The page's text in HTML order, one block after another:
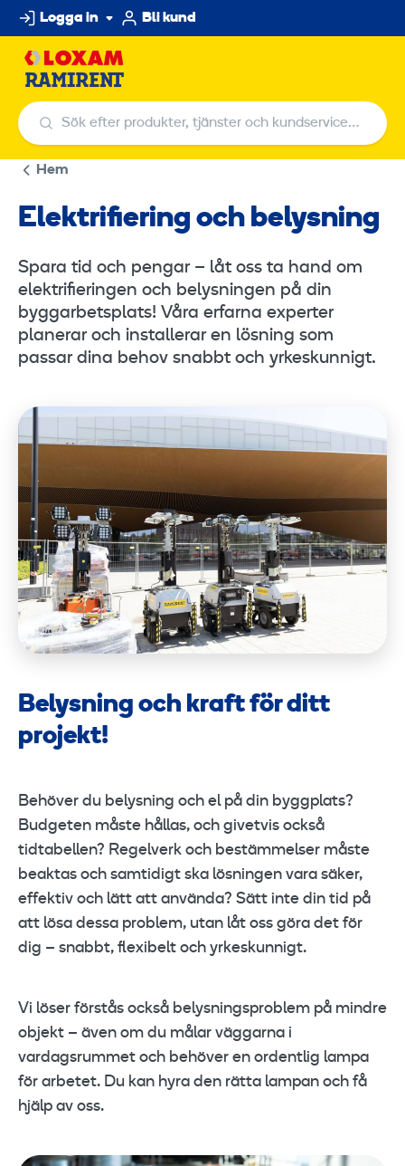
Hoppa
till
innehållet
Logga in Bli kund
Sök efter produkter, tjänster och
Sök efter produkter, tjänster och kundservicecenter
Hem
Elektrifiering och belysning
Spara tid och pengar – låt oss ta hand om
elektrifieringen och belysningen på din
byggarbetsplats! Våra erfarna experter
planerar och installerar en lösning som
passar dina behov snabbt och yrkeskunnigt.
Belysning och kraft för ditt
projekt!
Behöver du belysning och el på din byggplats?
Budgeten måste hållas, och givetvis också
tidtabellen? Regelverk och bestämmelser måste
beaktas och samtidigt ska lösningen vara säker,
effektiv och lätt att använda? Sätt inte din tid på
att lösa dessa problem, utan låt oss göra det för
dig – snabbt, flexibelt och yrkeskunnigt.
Vi löser förstås också belysningsproblem på mindre
objekt – även om du målar väggarna i
vardagsrummet och behöver en ordentlig lampa
för arbetet. Du kan hyra den rätta lampan och få
hjälp av oss.